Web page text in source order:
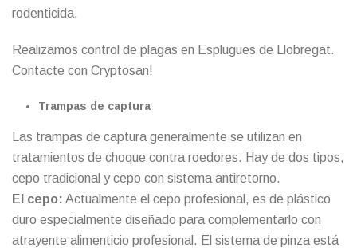
rodenticida.
Realizamos control de plagas en Esplugues de Llobregat.
Contacte con Cryptosan!
Trampas de captura
Las trampas de captura generalmente se utilizan en
tratamientos de choque contra roedores. Hay de dos tipos,
cepo tradicional y cepo con sistema antiretorno.
El cepo: Actualmente el cepo profesional, es de plástico
duro especialmente diseñado para complementarlo con
atrayente alimenticio profesional. El sistema de pinza está